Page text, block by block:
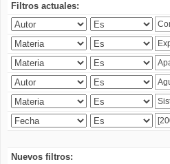
Filtros actuales:
Nuevos filtros: